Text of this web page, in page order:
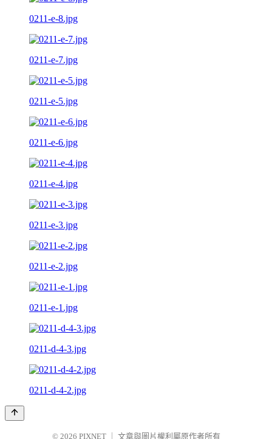
0211-e-8.jpg
0211-e-7.jpg
0211-e-5.jpg
0211-e-6.jpg
0211-e-4.jpg
0211-e-3.jpg
0211-e-2.jpg
0211-e-1.jpg
0211-d-4-3.jpg
0211-d-4-2.jpg
© 2026 PIXNET 文章與圖片權利屬原作者所有